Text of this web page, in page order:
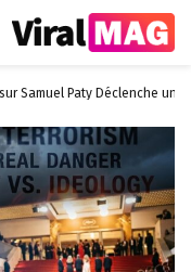
Samuel Paty Déclenche un